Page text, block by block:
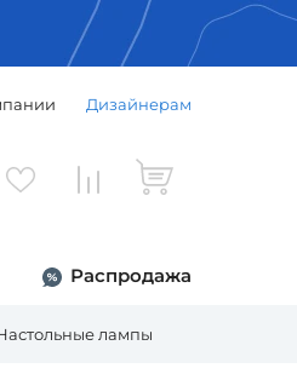
Дизайнерам
Распродажа
лампы